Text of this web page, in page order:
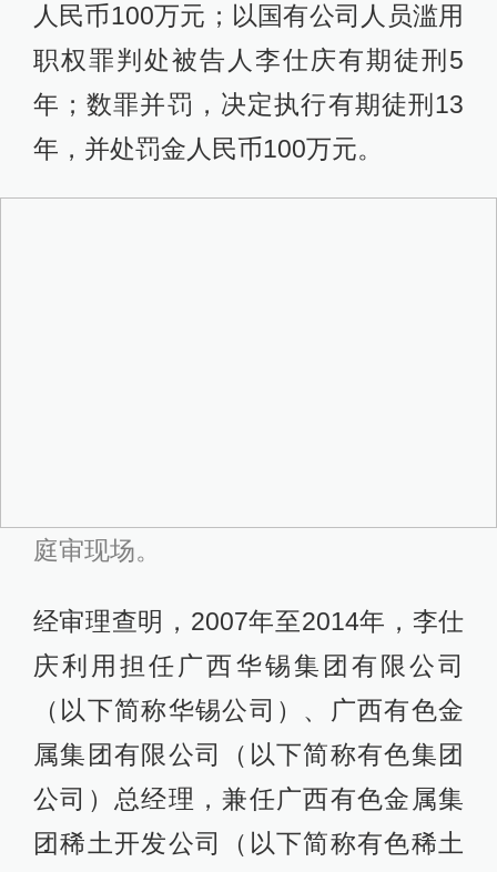
人民币100万元；以国有公司人员滥用
职权罪判处被告人李仕庆有期徒刑5
年；数罪并罚，决定执行有期徒刑13
年，并处罚金人民币100万元。
庭审现场。
经审理查明，2007年至2014年，李仕
庆利用担任广西华锡集团有限公司
（以下简称华锡公司）、广西有色金
属集团有限公司（以下简称有色集团
公司）总经理，兼任广西有色金属集
团稀土开发公司（以下简称有色稀土